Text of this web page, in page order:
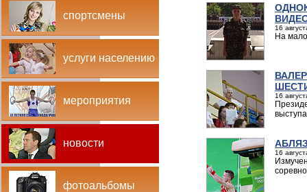
спортсмены
услуги населению
мероприятия
новости
фотоальбомы
16
На
16
16